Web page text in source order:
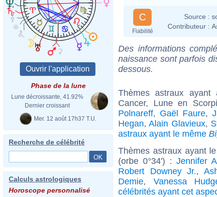
Phase de la lune
Lune décroissante, 41.92%
Dernier croissant
Mer. 12 août 17h37 T.U.
Recherche de célébrité
Calculs astrologiques
Horoscope personnalisé
C
Fiabilité
Source :
Contributeur :
Des informations
naissance sont parfois
dessous.
Thèmes astraux
Cancer, Lune en
Polnareff, Gaël Faure,
Hegan,Alain Glavieux,
astraux ayant le même
Thèmes astraux ayant
(orbe 0°34') : Jennifer
Robert Downey Jr.,
Demie, Vanessa
célébrités ayant cet